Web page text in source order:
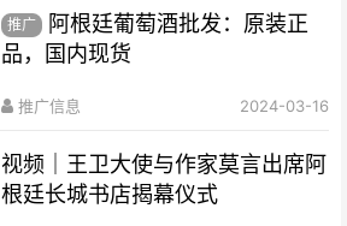
推广
阿根廷葡萄酒批发：原装正
品，国内现货
推广信息 2024-03-16
视频｜王卫大使与作家莫言出席阿
根廷长城书店揭幕仪式